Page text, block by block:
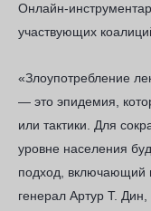
Онлайн-
участвующих
«Злоупотребление
— это эпидемия,
или тактики. Для
уровне населения
подход, включающий
генерал Артур Т.